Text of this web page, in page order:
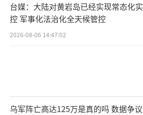
台媒：大陆对黄岩岛已经实现常态化实
控 军事化法治化全天候管控
2026-08-06 14:47:02
乌军阵亡高达125万是真的吗 数据争议